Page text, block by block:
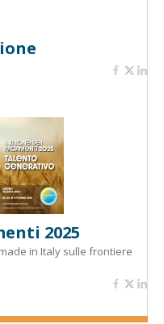
2025
in Italy sulle frontiere